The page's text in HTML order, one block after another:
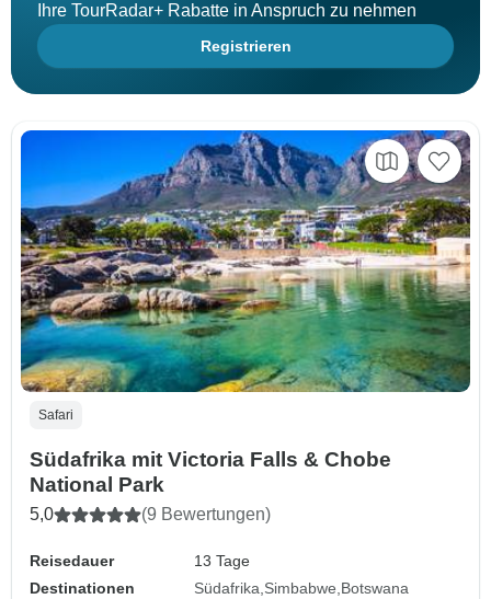
Ihre TourRadar+ Rabatte in Anspruch zu nehmen
Registrieren
Safari
Südafrika mit Victoria Falls & Chobe
National Park
5,0 (9 Bewertungen)
Reisedauer
13 Tage
Destinationen
Südafrika Simbabwe Botswana